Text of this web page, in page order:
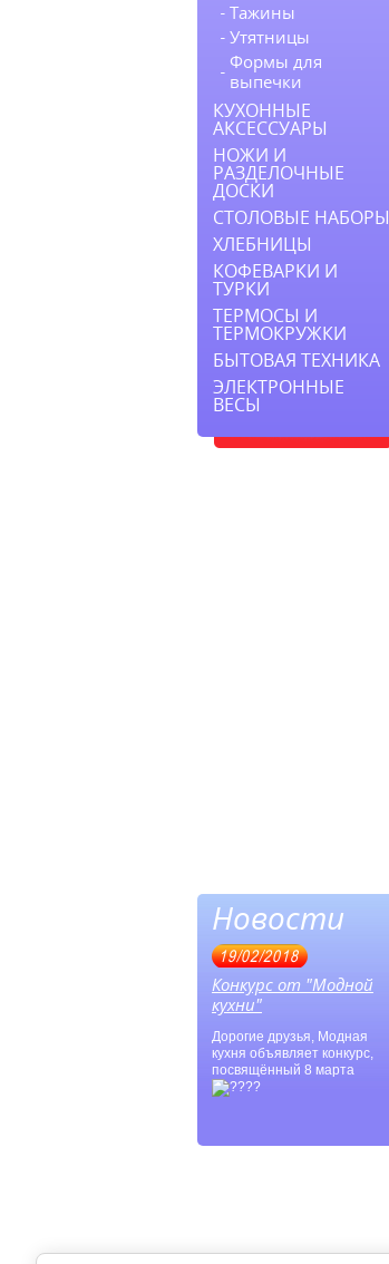
Тажины
Утятницы
Формы для
выпечки
КУХОННЫЕ
АКСЕССУАРЫ
НОЖИ И
РАЗДЕЛОЧНЫЕ
ДОСКИ
СТОЛОВЫЕ НАБОРЫ
ХЛЕБНИЦЫ
КОФЕВАРКИ И
ТУРКИ
ТЕРМОСЫ И
ТЕРМОКРУЖКИ
БЫТОВАЯ ТЕХНИКА
ЭЛЕКТРОННЫЕ
ВЕСЫ
Новости
19/02/2018
Конкурс от "Модной
кухни"
Дорогие друзья, Модная
кухня объявляет конкурс,
посвящённый 8 марта